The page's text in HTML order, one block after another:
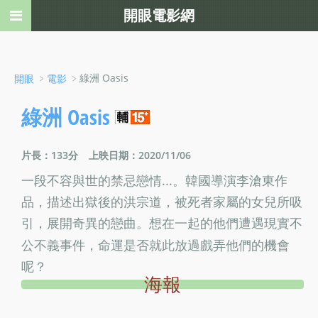
開眼 ﹥ 電影 ﹥綠洲 Oasis
綠洲 Oasis
片長：133分 上映日期：2020/11/06
一段不容與世的禁忌戀情...。韓國導演李滄東作
品，描述出獄後的洪宗道，被死者家屬的女兒所吸
引，展開奇異的戀曲。想在一起的他們遭遇現實不
公不義事件，命運是否就此放過戲弄他們的機會
呢？
海報
開眼電影網